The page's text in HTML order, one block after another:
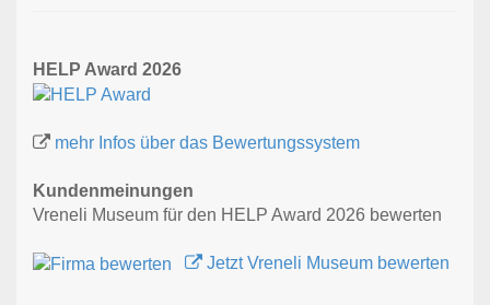
HELP Award 2026
mehr Infos über das Bewertungssystem
Kundenmeinungen
Vreneli Museum für den HELP Award 2026 bewerten
Jetzt Vreneli Museum bewerten